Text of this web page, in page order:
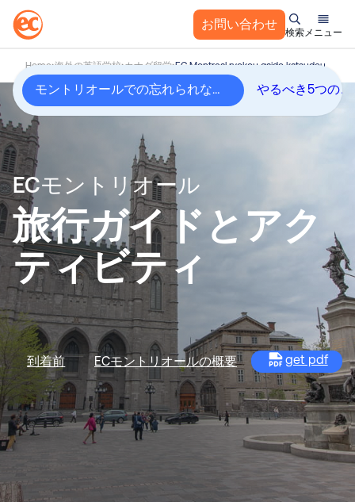
ン
ツ
へ
ス
キ
ッ
プ
お問い合わせ
検索メニュー
Home 海外の英語学校 カナダ留学 EC Montreal ryokou gaido katsudou
ECモントリオール
旅行ガイドとアク
ティビティ
到着前 ECモントリオールの概要 get pdf
モントリオールでの忘れられない体験 やるべき5つの